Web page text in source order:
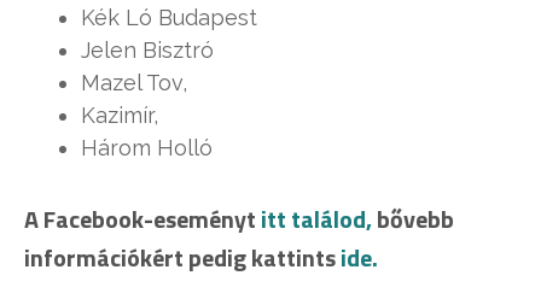
Kék Ló Budapest
Jelen Bisztró
Mazel Tov,
Kazimír,
Három Holló
A Facebook-eseménytitt találod,bővebb
információkért pedig kattintside.